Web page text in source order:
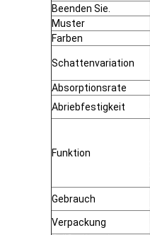
Beenden Sie.
Muster
Farben
Schattenvariation
Absorptionsrate
Abriebfestigkeit
Funktion
Gebrauch
Verpackung